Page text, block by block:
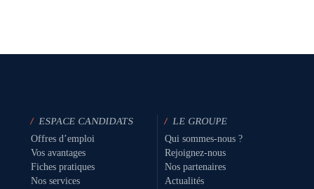
/ ESPACE CANDIDATS
Offres d’emploi
Vos avantages
Fiches pratiques
Nos services
/ LE GROUPE
Qui sommes-nous ?
Rejoignez-nous
Nos partenaires
Actualités